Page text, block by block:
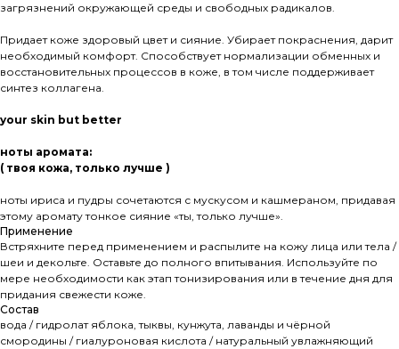
загрязнений окружающей среды и свободных радикалов.
Придает коже здоровый цвет и сияние. Убирает покраснения, дарит
необходимый комфорт. Способствует нормализации обменных и
восстановительных процессов в коже, в том числе поддерживает
синтез коллагена.
your skin but better
ноты аромата:
( твоя кожа, только лучше )
ноты ириса и пудры сочетаются с мускусом и кашмераном, придавая
этому аромату тонкое сияние «ты, только лучше».
Применение
Встряхните перед применением и распылите на кожу лица или тела /
шеи и декольте. Оставьте до полного впитывания. Используйте по
мере необходимости как этап тонизирования или в течение дня для
придания свежести коже.
Состав
вода / гидролат яблока, тыквы, кунжута, лаванды и чёрной
смородины / гиалуроновая кислота / натуральный увлажняющий